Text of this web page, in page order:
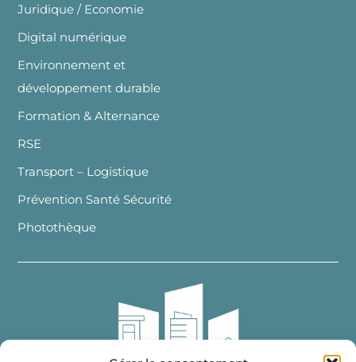
Juridique / Economie
Digital numérique
Environnement et
développement durable
Formation & Alternance
RSE
Transport – Logistique
Prévention Santé Sécurité
Photothèque